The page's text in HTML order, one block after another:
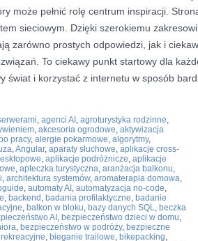
może pełnić rolę centrum inspiracji.
sieciowym. Dzięki szerokiemu
zarówno prostych odpowiedzi, jak i
To ciekawy punkt startowy dla
świat i korzystać z internetu w sposób
, agenci AI , agroturystyka rodzinne,
, akcesoria ogrodowe, aktywizacja
pracy, alergie pokarmowe, algorytmy,
,Angular, aparaty słuchowe, aplikacje cross-
, aplikacje podróżnicze, aplikacje
, apteczka turystyczna, aranżacja balkonu,
, architektura systemów, aromaterapia domowa,
, automaty AI , automatyzacja no-code,
, backend , badania profilaktyczne, badanie
, balkon w bloku, bazy danych SQL, beczka
AI , bezpieczeństwo dzieci w domu,
, bezpieczeństwo w podróży, bezpieczne
, bieganie trailowe, bikepacking,